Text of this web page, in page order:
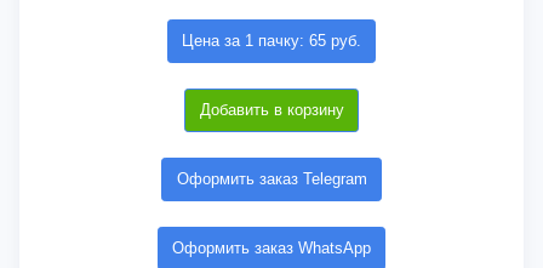
Цена за 1 пачку: 65 руб.
Добавить в корзину
Оформить заказ Telegram
Оформить заказ WhatsApp